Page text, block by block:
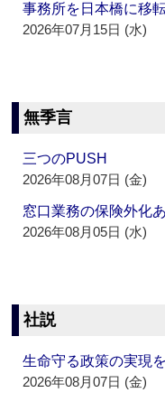
事務所を日本橋に移
2026年07月15日 (水)
無季言
三つのPUSH
2026年08月07日 (金)
窓口業務の保険外化
2026年08月05日 (水)
社説
生命守る政策の実現
2026年08月07日 (金)